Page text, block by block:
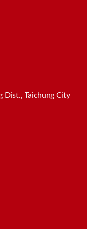
Dist., Taichung City